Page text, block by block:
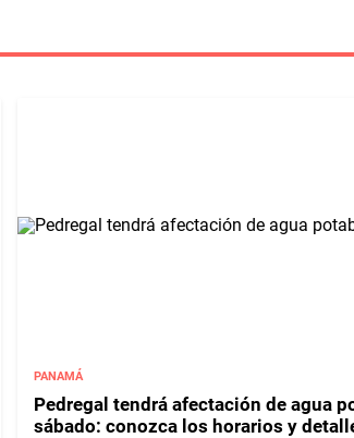
PANAMÁ
Pedregal tendrá afectación de agua
sábado: conozca los horarios y